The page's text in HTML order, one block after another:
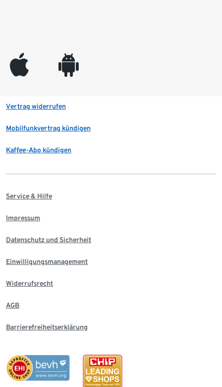
appleinc android
Vertrag widerrufen
Mobilfunkvertrag kündigen
Kaffee-Abo kündigen
Service & Hilfe
Impressum
Datenschutz und Sicherheit
Einwilligungsmanagement
Widerrufsrecht
AGB
Barrierefreiheitserklärung